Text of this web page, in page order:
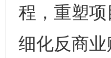
程，重塑
细化反商